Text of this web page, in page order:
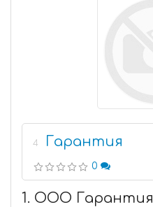
4 Гарантия
0
1. ООО Гарантия